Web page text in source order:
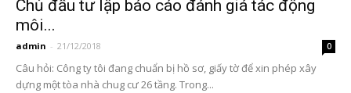
Chủ đầu tư lập báo cáo đánh giá tác động
môi...
admin - 21/12/2018 0
Câu hỏi: Công ty tôi đang chuẩn bị hồ sơ, giấy tờ để xin phép xây
dựng một tòa nhà chug cư 26 tầng. Trong...